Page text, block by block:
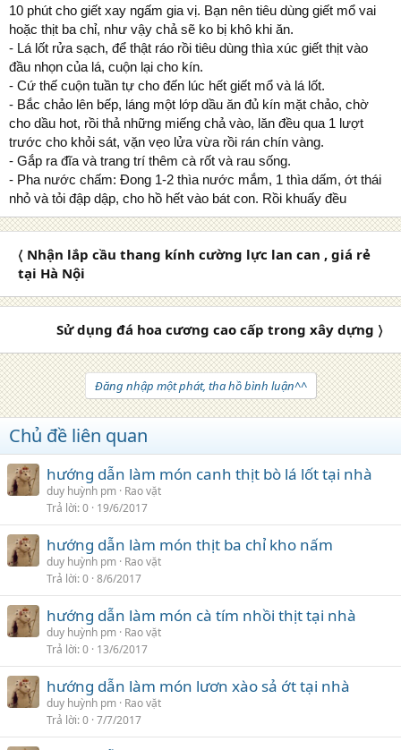
10 phút cho giết xay ngấm gia vị. Bạn nên tiêu dùng giết mổ vai
hoặc thịt ba chỉ, như vậy chả sẽ ko bị khô khi ăn.
- Lá lốt rửa sạch, để thật ráo rồi tiêu dùng thìa xúc giết thịt vào
đầu nhọn của lá, cuộn lại cho kín.
- Cứ thế cuộn tuần tự cho đến lúc hết giết mổ và lá lốt.
- Bắc chảo lên bếp, láng một lớp dầu ăn đủ kín mặt chảo, chờ
cho dầu hot, rồi thả những miếng chả vào, lăn đều qua 1 lượt
trước cho khỏi sát, vặn vẹo lửa vừa rồi rán chín vàng.
- Gắp ra đĩa và trang trí thêm cà rốt và rau sống.
- Pha nước chấm: Đong 1-2 thìa nước mắm, 1 thìa dấm, ớt thái
nhỏ và tỏi đập dập, cho hồ hết vào bát con. Rồi khuấy đều
〈 Nhận lắp cầu thang kính cường lực lan can , giá rẻ
tại Hà Nội
Sử dụng đá hoa cương cao cấp trong xây dựng 〉
Đăng nhập một phát, tha hồ bình luận^^
Chủ đề liên quan
hướng dẫn làm món canh thịt bò lá lốt tại nhà
duy huỳnh pm Rao vặt
Trả lời 0 19/6/2017
hướng dẫn làm món thịt ba chỉ kho nấm
duy huỳnh pm Rao vặt
Trả lời 0 8/6/2017
hướng dẫn làm món cà tím nhồi thịt tại nhà
duy huỳnh pm Rao vặt
Trả lời 0 13/6/2017
hướng dẫn làm món lươn xào sả ớt tại nhà
duy huỳnh pm Rao vặt
Trả lời 0 7/7/2017